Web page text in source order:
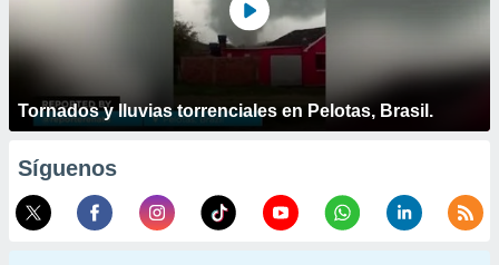
Tornados y lluvias torrenciales en Pelotas, Brasil.
Síguenos